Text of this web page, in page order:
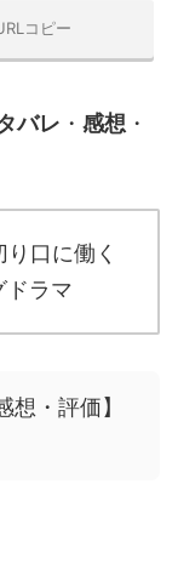
コピー
バレ ・ 感想 ・
口に働く
ドラマ
・評価】